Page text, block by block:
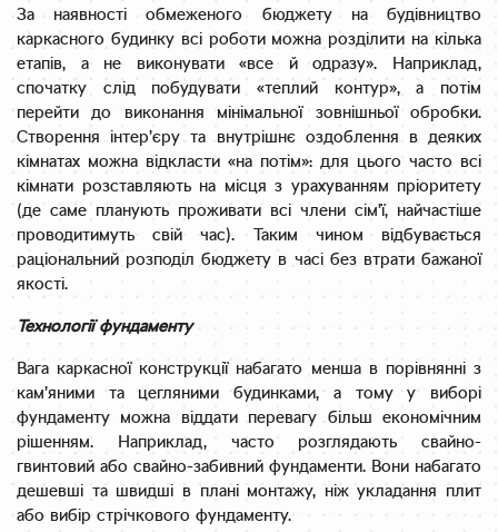
За наявності обмеженого бюджету на будівництво
каркасного будинку всі роботи можна розділити на кілька
етапів, а не виконувати «все й одразу». Наприклад,
спочатку слід побудувати «теплий контур», а потім
перейти до виконання мінімальної зовнішньої обробки.
Створення інтер’єру та внутрішнє оздоблення в деяких
кімнатах можна відкласти «на потім»: для цього часто всі
кімнати розставляють на місця з урахуванням пріоритету
(де саме планують проживати всі члени сім’ї, найчастіше
проводитимуть свій час). Таким чином відбувається
раціональний розподіл бюджету в часі без втрати бажаної
якості.
Технології фундаменту
Вага каркасної конструкції набагато менша в порівнянні з
кам’яними та цегляними будинками, а тому у виборі
фундаменту можна віддати перевагу більш економічним
рішенням. Наприклад, часто розглядають свайно-
гвинтовий або свайно-забивний фундаменти. Вони набагато
дешевші та швидші в плані монтажу, ніж укладання плит
або вибір стрічкового фундаменту.